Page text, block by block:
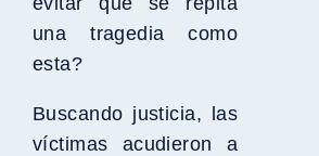
una tragedia como
esta?
Buscando justicia, las
víctimas acudieron a